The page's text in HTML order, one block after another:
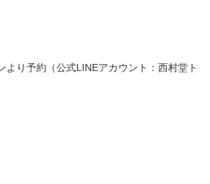
り予約（公式LINEアカウント：西村堂ト